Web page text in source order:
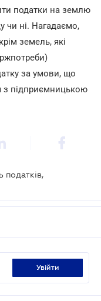
податки на землю
чи ні. Нагадаємо,
земель, які
за умови, що
з підприємницькою
податків,
увійти